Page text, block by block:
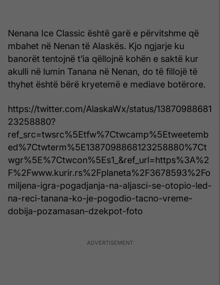
Nenana Ice Classic është garë e përvitshme që
mbahet në Nenan të Alaskës. Kjo ngjarje ku
banorët tentojnë t’ia qëllojnë kohën e saktë kur
akulli në lumin Tanana në Nenan, do të fillojë të
thyhet është bërë kryetemë e mediave botërore.
https://twitter.com/AlaskaWx/status/13870988681
23258880?
ref_src=twsrc%5Etfw%7Ctwcamp%5Etweetemb
ed%7Ctwterm%5E1387098868123258880%7Ct
wgr%5E%7Ctwcon%5Es1_&ref_url=https%3A%2
F%2Fwww.kurir.rs%2Fplaneta%2F3678593%2Fo
miljena-igra-pogadjanja-na-aljasci-se-otopio-led-
na-reci-tanana-ko-je-pogodio-tacno-vreme-
dobija-pozamasan-dzekpot-foto